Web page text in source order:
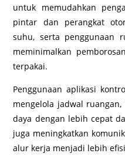
untuk memudahkan
pintar dan perangkat
suhu, serta penggunaan
meminimalkan
terpakai.
Penggunaan aplikasi
mengelola jadwal
daya dengan lebih cepat
juga meningkatkan
alur kerja menjadi lebih